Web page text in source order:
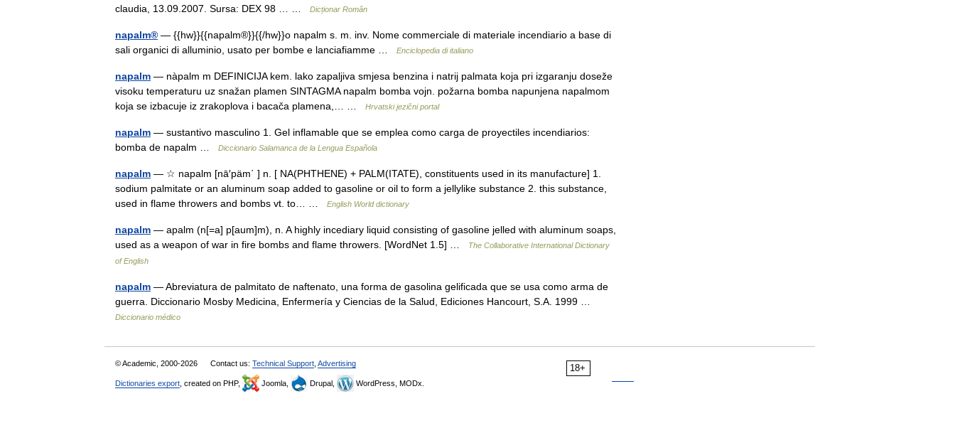
claudia, 13.09.2007. Sursa: DEX 98 … …
Dicționar Român
napalm® — {{hw}}{{napalm®}}{{/hw}}o napalm s. m. inv. Nome commerciale di materiale incendiario a base di
sali organici di alluminio, usato per bombe e lanciafiamme …
Enciclopedia di italiano
napalm — nàpalm m DEFINICIJA kem. lako zapaljiva smjesa benzina i natrij palmata koja pri izgaranju doseže
visoku temperaturu uz snažan plamen SINTAGMA napalm bomba vojn. požarna bomba napunjena napalmom
koja se izbacuje iz zrakoplova i bacača plamena,… …
Hrvatski jezični portal
napalm — sustantivo masculino 1. Gel inflamable que se emplea como carga de proyectiles incendiarios:
bomba de napalm …
Diccionario Salamanca de la Lengua Española
napalm — ☆ napalm [nā′päm΄ ] n. [ NA(PHTHENE) + PALM(ITATE), constituents used in its manufacture] 1.
sodium palmitate or an aluminum soap added to gasoline or oil to form a jellylike substance 2. this substance,
used in flame throwers and bombs vt. to… …
English World dictionary
napalm — apalm (n[=a] p[aum]m), n. A highly incediary liquid consisting of gasoline jelled with aluminum soaps,
used as a weapon of war in fire bombs and flame throwers. [WordNet 1.5] …
The Collaborative International Dictionary
of English
napalm — Abreviatura de palmitato de naftenato, una forma de gasolina gelificada que se usa como arma de
guerra. Diccionario Mosby Medicina, Enfermería y Ciencias de la Salud, Ediciones Hancourt, S.A. 1999 …
Diccionario médico
18+
© Academic, 2000-2026 Contact us: Technical Support Advertising
Dictionaries export , created on PHP, Joomla, Drupal, WordPress, MODx.